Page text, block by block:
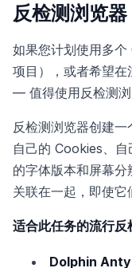
反检测浏览
如果您计划使用多
项目），或者希望
— 值得使用反检测浏
反检测浏览器创建一
自己的 Cookies、
的字体版本和屏幕
关联在一起，即使它
适合此任务的流行反
Dolphin Anty